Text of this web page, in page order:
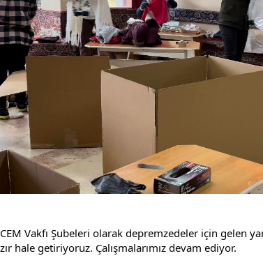
Vakfı Şubeleri olarak depremzedeler için gelen
hale getiriyoruz. Çalışmalarımız devam ediyor.